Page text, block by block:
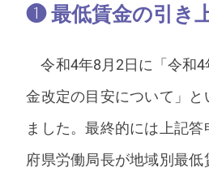
❶ 最低賃金の引き
令和4年8月2日に「令和4
金改定の目安について」
ました。最終的には上記
府県労働局長が地域別最低